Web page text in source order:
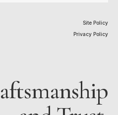
Site Policy
Privacy Policy